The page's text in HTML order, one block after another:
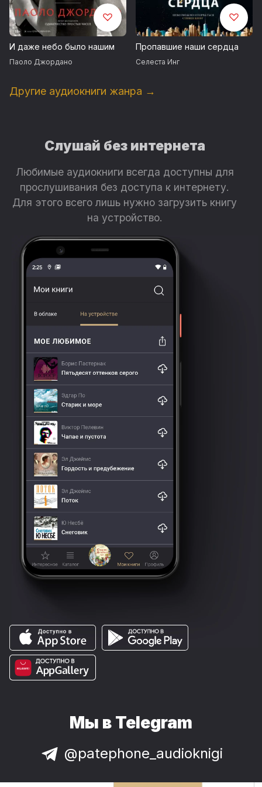
И даже небо было нашим
Паоло Джордано
Пропавшие наши сердца
Селеста Инг
Другие аудиокниги жанра →
Слушай без интернета
Любимые аудиокниги всегда доступны для
прослушивания без доступа к интернету.
Для этого всего лишь нужно загрузить книгу
на устройство.
Мы в Telegram
@patephone_audioknigi